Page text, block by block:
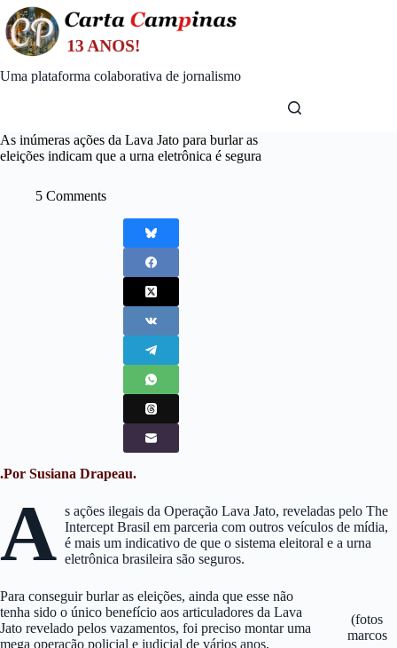
Skip
to
content
Uma plataforma colaborativa de jornalismo
As inúmeras ações da Lava Jato para burlar as
eleições indicam que a urna eletrônica é segura
5 Comments
.Por Susiana Drapeau.
A s ações ilegais da Operação Lava Jato, reveladas pelo The
Intercept Brasil em parceria com outros veículos de mídia,
é mais um indicativo de que o sistema eleitoral e a urna
eletrônica brasileira são seguros.
(fotos
marcos
Para conseguir burlar as eleições, ainda que esse não
tenha sido o único benefício aos articuladores da Lava
Jato revelado pelos vazamentos, foi preciso montar uma
mega operação policial e judicial de vários anos,